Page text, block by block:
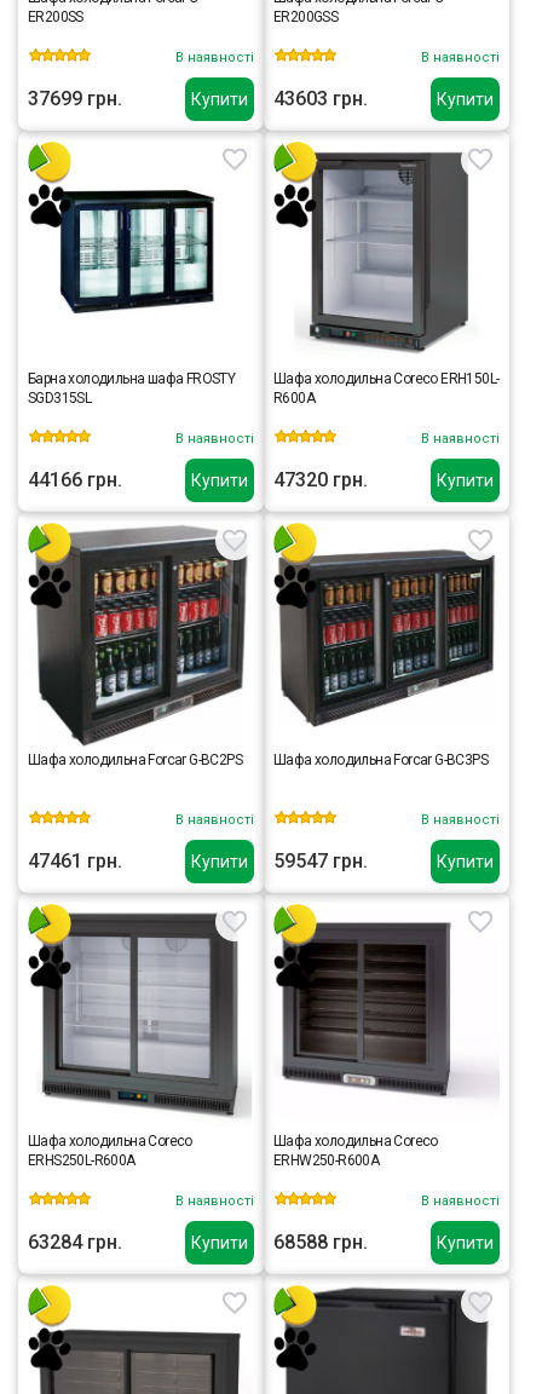
Купити
ER200SS
В наявності
37699 грн. Купити
ER200GSS
В наявності
43603 грн.
Купити
Барна холодильна шафа FROSTY
SGD315SL
В наявності
44166 грн. Купити
Шафа холодильна Coreco ERH150L-
R600A
В наявності
47320 грн.
Купити
Шафа холодильна Forcar G-BC2PS
В наявності
47461 грн. Купити
Шафа холодильна Forcar G-BC3PS
В наявності
59547 грн.
Купити
Шафа холодильна Coreco
ERHS250L-R600A
В наявності
63284 грн. Купити
Шафа холодильна Coreco
ERHW250-R600A
В наявності
68588 грн.